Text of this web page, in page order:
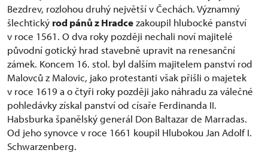
Bezdrev, rozlohou druhý největší v Čechách. Významný
šlechtický rod pánů z Hradcezakoupil hlubocké panství
v roce 1561. O dva roky později nechali noví majitelé
původní gotický hrad stavebně upravit na renesanční
zámek. Koncem 16. stol. byl dalším majitelem panství rod
Malovců z Malovic, jako protestanti však přišli o majetek
v roce 1619 a o čtyři roky později jako náhradu za válečné
pohledávky získal panství od císaře Ferdinanda II.
Habsburka španělský generál Don Baltazar de Marradas.
Od jeho synovce v roce 1661 koupil Hlubokou Jan Adolf I.
Schwarzenberg.